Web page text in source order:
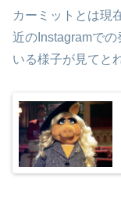
カーミットとは現
近のInstagramで
いる様子が見てと